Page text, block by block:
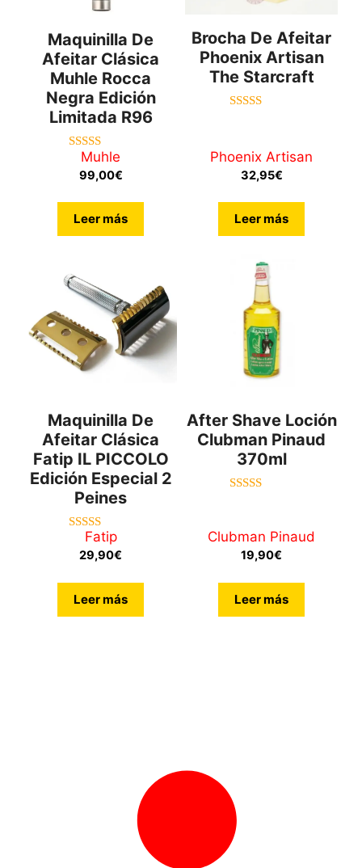
Maquinilla De
Afeitar Clásica
Muhle Rocca
Negra Edición
Limitada R96
5.00
de 5
Muhle
99,00€
Leer más
Brocha De Afeitar
Phoenix Artisan
The Starcraft
Phoenix Artisan
32,95€
Leer más
Maquinilla De
Afeitar Clásica
Fatip IL PICCOLO
Edición Especial 2
Peines
5.00
de 5
Fatip
29,90€
Leer más
After Shave Loción
Clubman Pinaud
370ml
Clubman Pinaud
19,90€
Leer más